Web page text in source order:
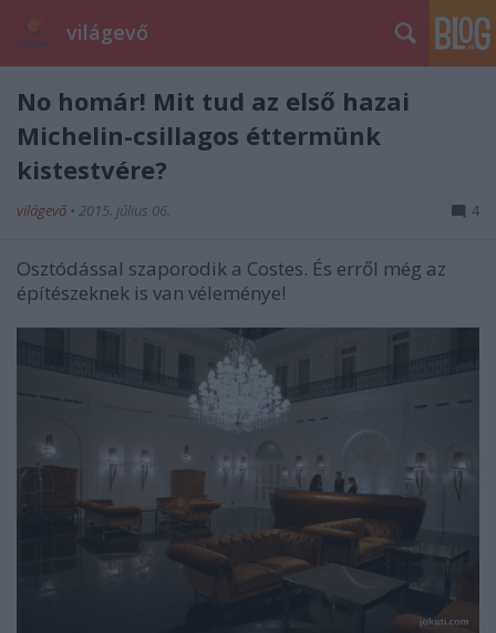
világevő
No homár! Mit tud az első hazai
Michelin-csillagos éttermünk
kistestvére?
világevő • 2015. július 06. 4
Osztódással szaporodik a Costes. És erről még az
építészeknek is van véleménye!